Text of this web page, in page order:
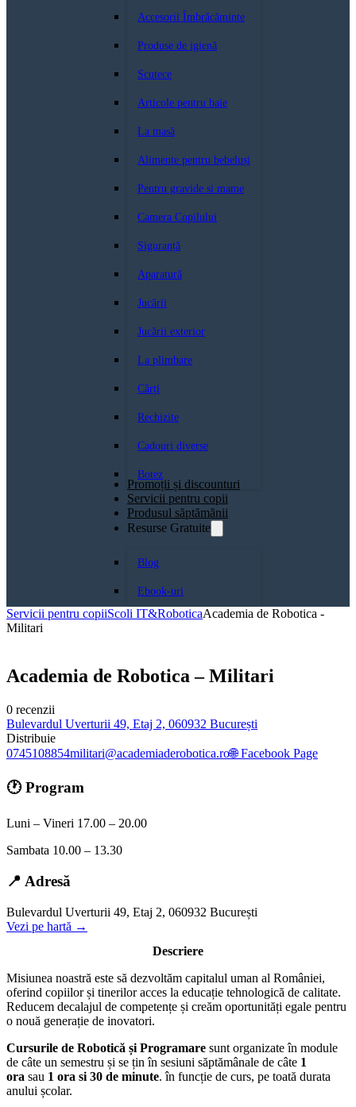
Accesorii Îmbrăcăminte
Produse de igienă
Scutece
Articole pentru baie
La masă
Alimente pentru bebeluși
Pentru gravide si mame
Camera Copilului
Siguranță
Aparatură
Jucării
Jucării exterior
La plimbare
Cărți
Rechizite
Cadouri diverse
Botez
Promoții și discounturi
Servicii pentru copii
Produsul săptămănii
Resurse Gratuite
Blog
Ebook-uri
Servicii pentru copiiScoli IT&RoboticaAcademia de Robotica -
Militari
Academia de Robotica – Militari
0 recenzii
Bulevardul Uverturii 49, Etaj 2, 060932 București
Distribuie
0745108854militari@academiaderobotica.ro🌐 Facebook Page
🕐 Program
Luni – Vineri 17.00 – 20.00
Sambata 10.00 – 13.30
📍 Adresă
Bulevardul Uverturii 49, Etaj 2, 060932 București
Vezi pe hartă →
Descriere
Misiunea noastră este să dezvoltăm capitalul uman al României,
oferind copiilor și tinerilor acces la educație tehnologică de calitate.
Reducem decalajul de competențe și creăm oportunități egale pentru
o nouă generație de inovatori.
Cursurile de Robotică și Programare sunt organizate în module
de câte un semestru și se țin în sesiuni săptămânale de câte 1
ora sau 1 ora si 30 de minute. în funcție de curs, pe toată durata
anului școlar.